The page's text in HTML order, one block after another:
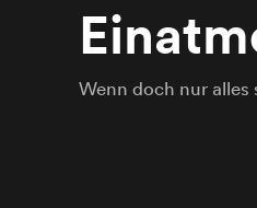
Wenn doch nur alles